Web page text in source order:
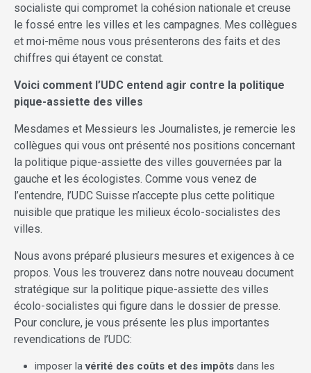
socialiste qui compromet la cohésion nationale et creuse
le fossé entre les villes et les campagnes. Mes collègues
et moi-même nous vous présenterons des faits et des
chiffres qui étayent ce constat.
Voici comment l’UDC entend agir contre la politique
pique-assiette des villes
Mesdames et Messieurs les Journalistes, je remercie les
collègues qui vous ont présenté nos positions concernant
la politique pique-assiette des villes gouvernées par la
gauche et les écologistes. Comme vous venez de
l’entendre, l’UDC Suisse n’accepte plus cette politique
nuisible que pratique les milieux écolo-socialistes des
villes.
Nous avons préparé plusieurs mesures et exigences à ce
propos. Vous les trouverez dans notre nouveau document
stratégique sur la politique pique-assiette des villes
écolo-socialistes qui figure dans le dossier de presse.
Pour conclure, je vous présente les plus importantes
revendications de l’UDC:
imposer lavérité des coûts et des impôts dans les